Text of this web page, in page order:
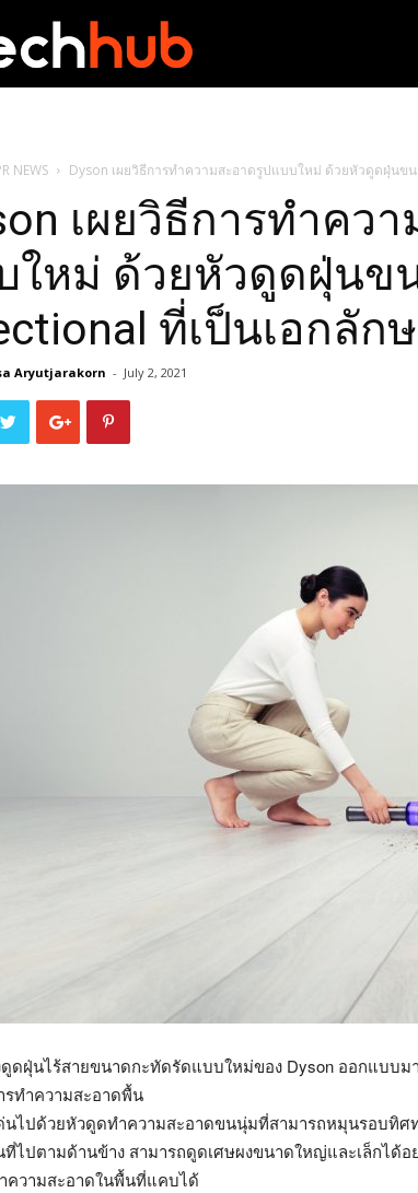
NEWS Dyson เผยวิธีการทำความสะอาดรูปแบบใหม่ ด้วยหัวดูดฝุ่นข
เผยวิธีการทำคว
ใหม่ ด้วยหัวดูดฝุ่นข
ที่เป็นเอกลัก
Aryutjarakorn - July 2, 2021
ดูดฝุ่นไร้สายขนาดกะทัดรัดแบบใหม่ของ Dyson ออกแบบม
รทำความสะอาดพื้น
นไปด้วยหัวดูดทำความสะอาดขนนุ่มที่สามารถหมุนรอบทิศ
ที่ไปตามด้านข้าง สามารถดูดเศษผงขนาดใหญ่และเล็กได้อ
ความสะอาดในพื้นที่แคบได้